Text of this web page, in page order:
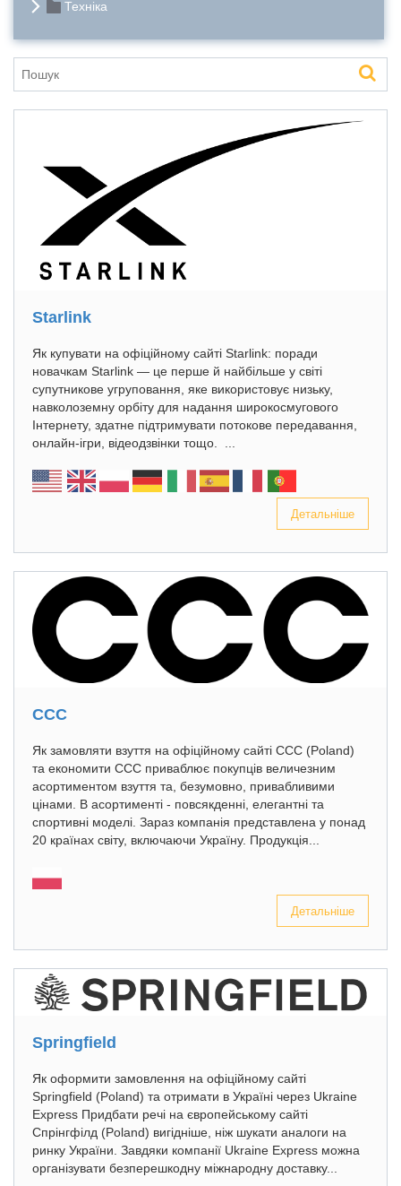
Техніка
Starlink
Як купувати на офіційному сайті Starlink: поради
новачкам Starlink — це перше й найбільше у світі
супутникове угруповання, яке використовує низьку,
навколоземну орбіту для надання широкосмугового
Інтернету, здатне підтримувати потокове передавання,
онлайн-ігри, відеодзвінки тощо. ...
Детальніше
CCC
Як замовляти взуття на офіційному сайті CCC (Poland)
та економити CCC приваблює покупців величезним
асортиментом взуття та, безумовно, привабливими
цінами. В асортименті - повсякденні, елегантні та
спортивні моделі. Зараз компанія представлена у понад
20 країнах світу, включаючи Україну. Продукція...
Детальніше
Springfield
Як оформити замовлення на офіційному сайті
Springfield (Poland) та отримати в Україні через Ukraine
Express Придбати речі на європейському сайті
Спрінгфілд (Poland) вигідніше, ніж шукати аналоги на
ринку України. Завдяки компанії Ukraine Express можна
організувати безперешкодну міжнародну доставку...